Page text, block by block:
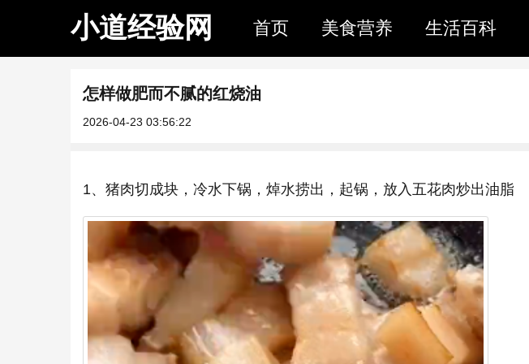
小道经验网 首页 美食营养 生活百科
怎样做肥而不腻的红烧油
2026-04-23 03:56:22
1、猪肉切成块，冷水下锅，焯水捞出，起锅，放入五花肉炒出油脂